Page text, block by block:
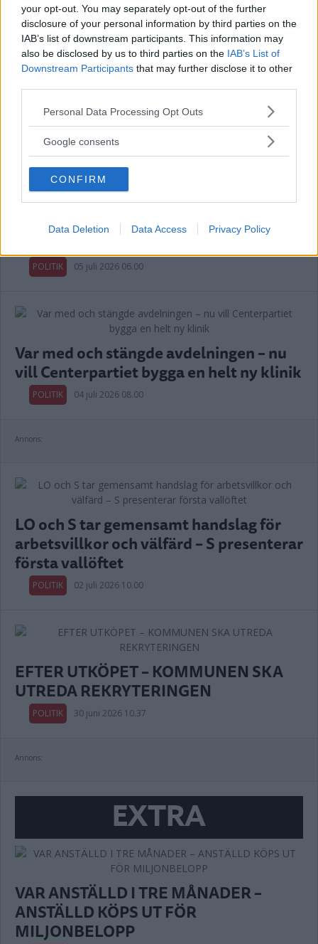
your opt-out. You may separately opt-out of the further
disclosure of your personal information by third parties on the
IAB’s list of downstream participants. This information may
also be disclosed by us to third parties on the IAB’s List of
Downstream Participants that may further disclose it to other
Please note that this website/app uses one or more Google
not limited to your visit or usage behaviour. You may click to
use your data for below specified purposes in below Google
consent section.
Personal Data Processing Opt Outs
Google consents
CONFIRM
Data Deletion Data Access Privacy Policy
Malin Sjölander vill ha en tillgänglig
vård i alla steg
POLITIK 15 juli 2026 13.15
Annons:
Länets moderater höll val-kickoff i
POLITIK 05 juli 2026 06.00
Var med och stängde avdelningen – nu
vill Centerpartiet bygga en helt ny klinik
POLITIK 04 juli 2026 08.00
Annons:
LO och S tar gemensamt handslag för
arbetsvillkor och välfärd – S presenterar
första vallöftet
POLITIK 02 juli 2026 10.00
EFTER UTKÖPET – KOMMUNEN SKA
UTREDA REKRYTERINGEN
POLITIK 30 juni 2026 10.37
Annons:
EXTRA
VAR ANSTÄLLD I TRE MÅNADER –
ANSTÄLLD KÖPS UT FÖR
MILJONBELOPP